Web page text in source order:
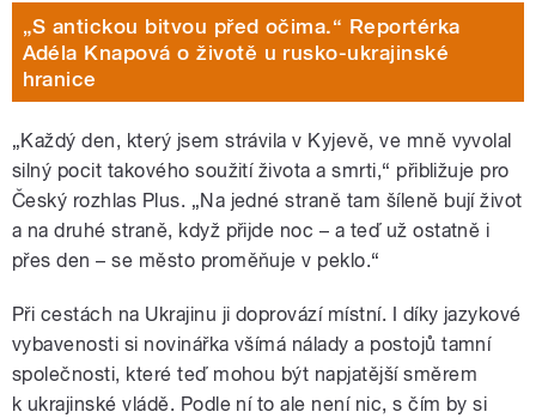
„S antickou bitvou před očima.“ Reportérka
Adéla Knapová o životě u rusko-ukrajinské
hranice
„Každý den, který jsem strávila v Kyjevě, ve mně vyvolal
silný pocit takového soužití života a smrti,“ přibližuje pro
Český rozhlas Plus. „Na jedné straně tam šíleně bují život
a na druhé straně, když přijde noc – a teď už ostatně i
přes den – se město proměňuje v peklo.“
Při cestách na Ukrajinu ji doprovází místní. I díky jazykové
vybavenosti si novinářka všímá nálady a postojů tamní
společnosti, které teď mohou být napjatější směrem
k ukrajinské vládě. Podle ní to ale není nic, s čím by si